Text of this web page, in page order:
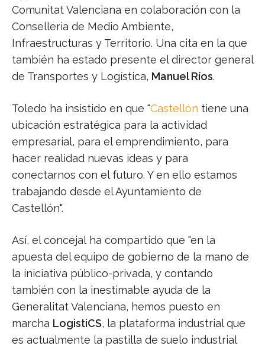
Comunitat Valenciana en colaboración con la
Conselleria de Medio Ambiente,
Infraestructuras y Territorio. Una cita en la que
también ha estado presente el director general
de Transportes y Logística, Manuel Ríos.
Toledo ha insistido en que "Castellón tiene una
ubicación estratégica para la actividad
empresarial, para el emprendimiento, para
hacer realidad nuevas ideas y para
conectarnos con el futuro. Y en ello estamos
trabajando desde el Ayuntamiento de
Castellón".
Así, el concejal ha compartido que "en la
apuesta del equipo de gobierno de la mano de
la iniciativa público-privada, y contando
también con la inestimable ayuda de la
Generalitat Valenciana, hemos puesto en
marcha LogistiCS, la plataforma industrial que
es actualmente la pastilla de suelo industrial